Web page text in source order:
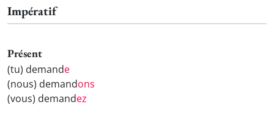
Impératif
Présent
(tu) demande
(nous) demandons
(vous) demandez